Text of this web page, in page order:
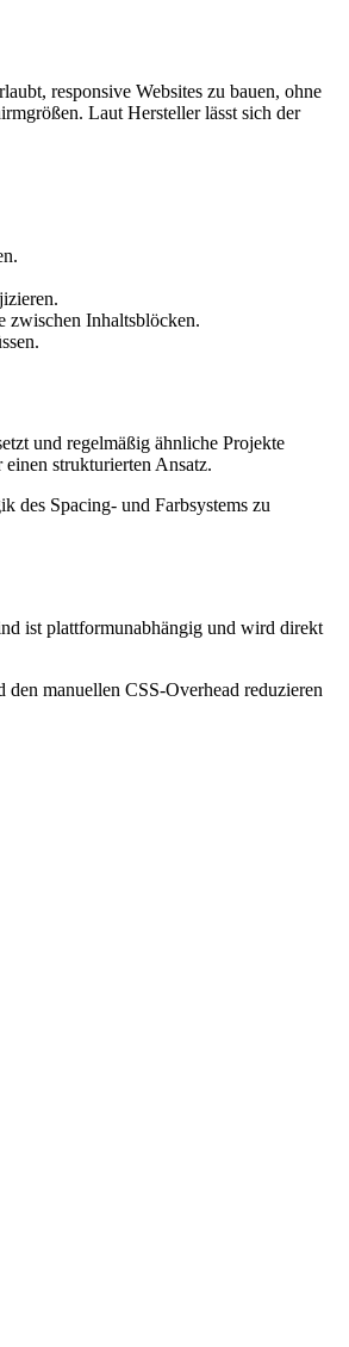
responsive Websites zu bauen, ohne
Laut Hersteller lässt sich der
zwischen Inhaltsblöcken.
und regelmäßig ähnliche Projekte
strukturierten Ansatz.
des Spacing- und Farbsystems zu
ist plattformunabhängig und wird direkt
manuellen CSS-Overhead reduzieren